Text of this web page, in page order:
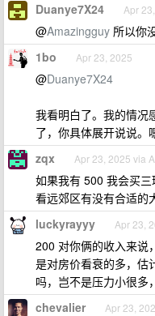
Duanye7X24 Apr
@Amazingguy 所以你
1bo Apr 23, 2025
@Duanye7X24
我看明白了。我的情况
了，你具体展开说说。
zqx Apr 23, 2025 via
如果我有 500 我会买
看远郊区有没有合适的
luckyrayyy Apr 23,
200 对你俩的收入来说
是对房价看衰的多，估
吗，岂不是压力小很多
chevalier Apr 23,